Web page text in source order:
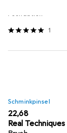
Foundation
1
Schminkpinsel
EUR
22,68
Real Techniques